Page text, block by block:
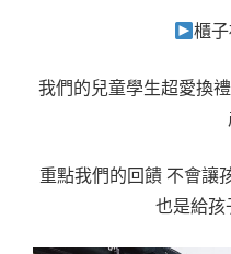
櫃
我們的兒童學生超愛換
重點我們的回饋 不會讓
也是給孩